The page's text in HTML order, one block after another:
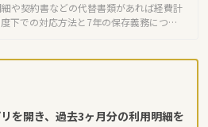
や契約書などの代替書類があれば経費計
下での対応方法と7年の保存義務につい
を開き、過去3ヶ月分の利用明細を